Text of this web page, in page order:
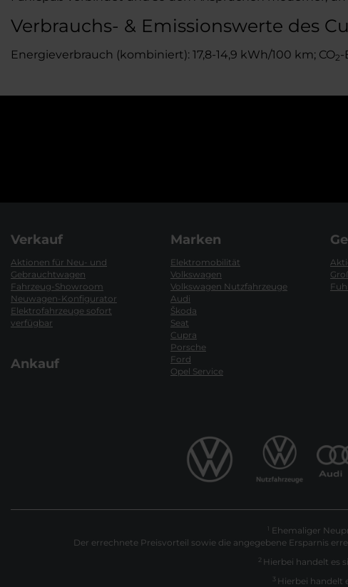
Verbrauchs- & Emissionswerte des
Energieverbrauch (kombiniert): 17,8-14,9 kWh/100 km; CO2-
Verkauf
Aktionen für Neu- und
Gebrauchtwagen
Fahrzeug-Showroom
Neuwagen-Konfigurator
Elektrofahrzeuge sofort
verfügbar
Ankauf
Marken
Elektromobilität
Volkswagen
Volkswagen Nutzfahrzeuge
Audi
Škoda
Seat
Cupra
Porsche
Ford
Opel Service
1 Ehemaliger
Der errechnete Preisvorteil sowie die angegebene Ersparnis
2 Hierbei handelt es
3 Hierbei handelt